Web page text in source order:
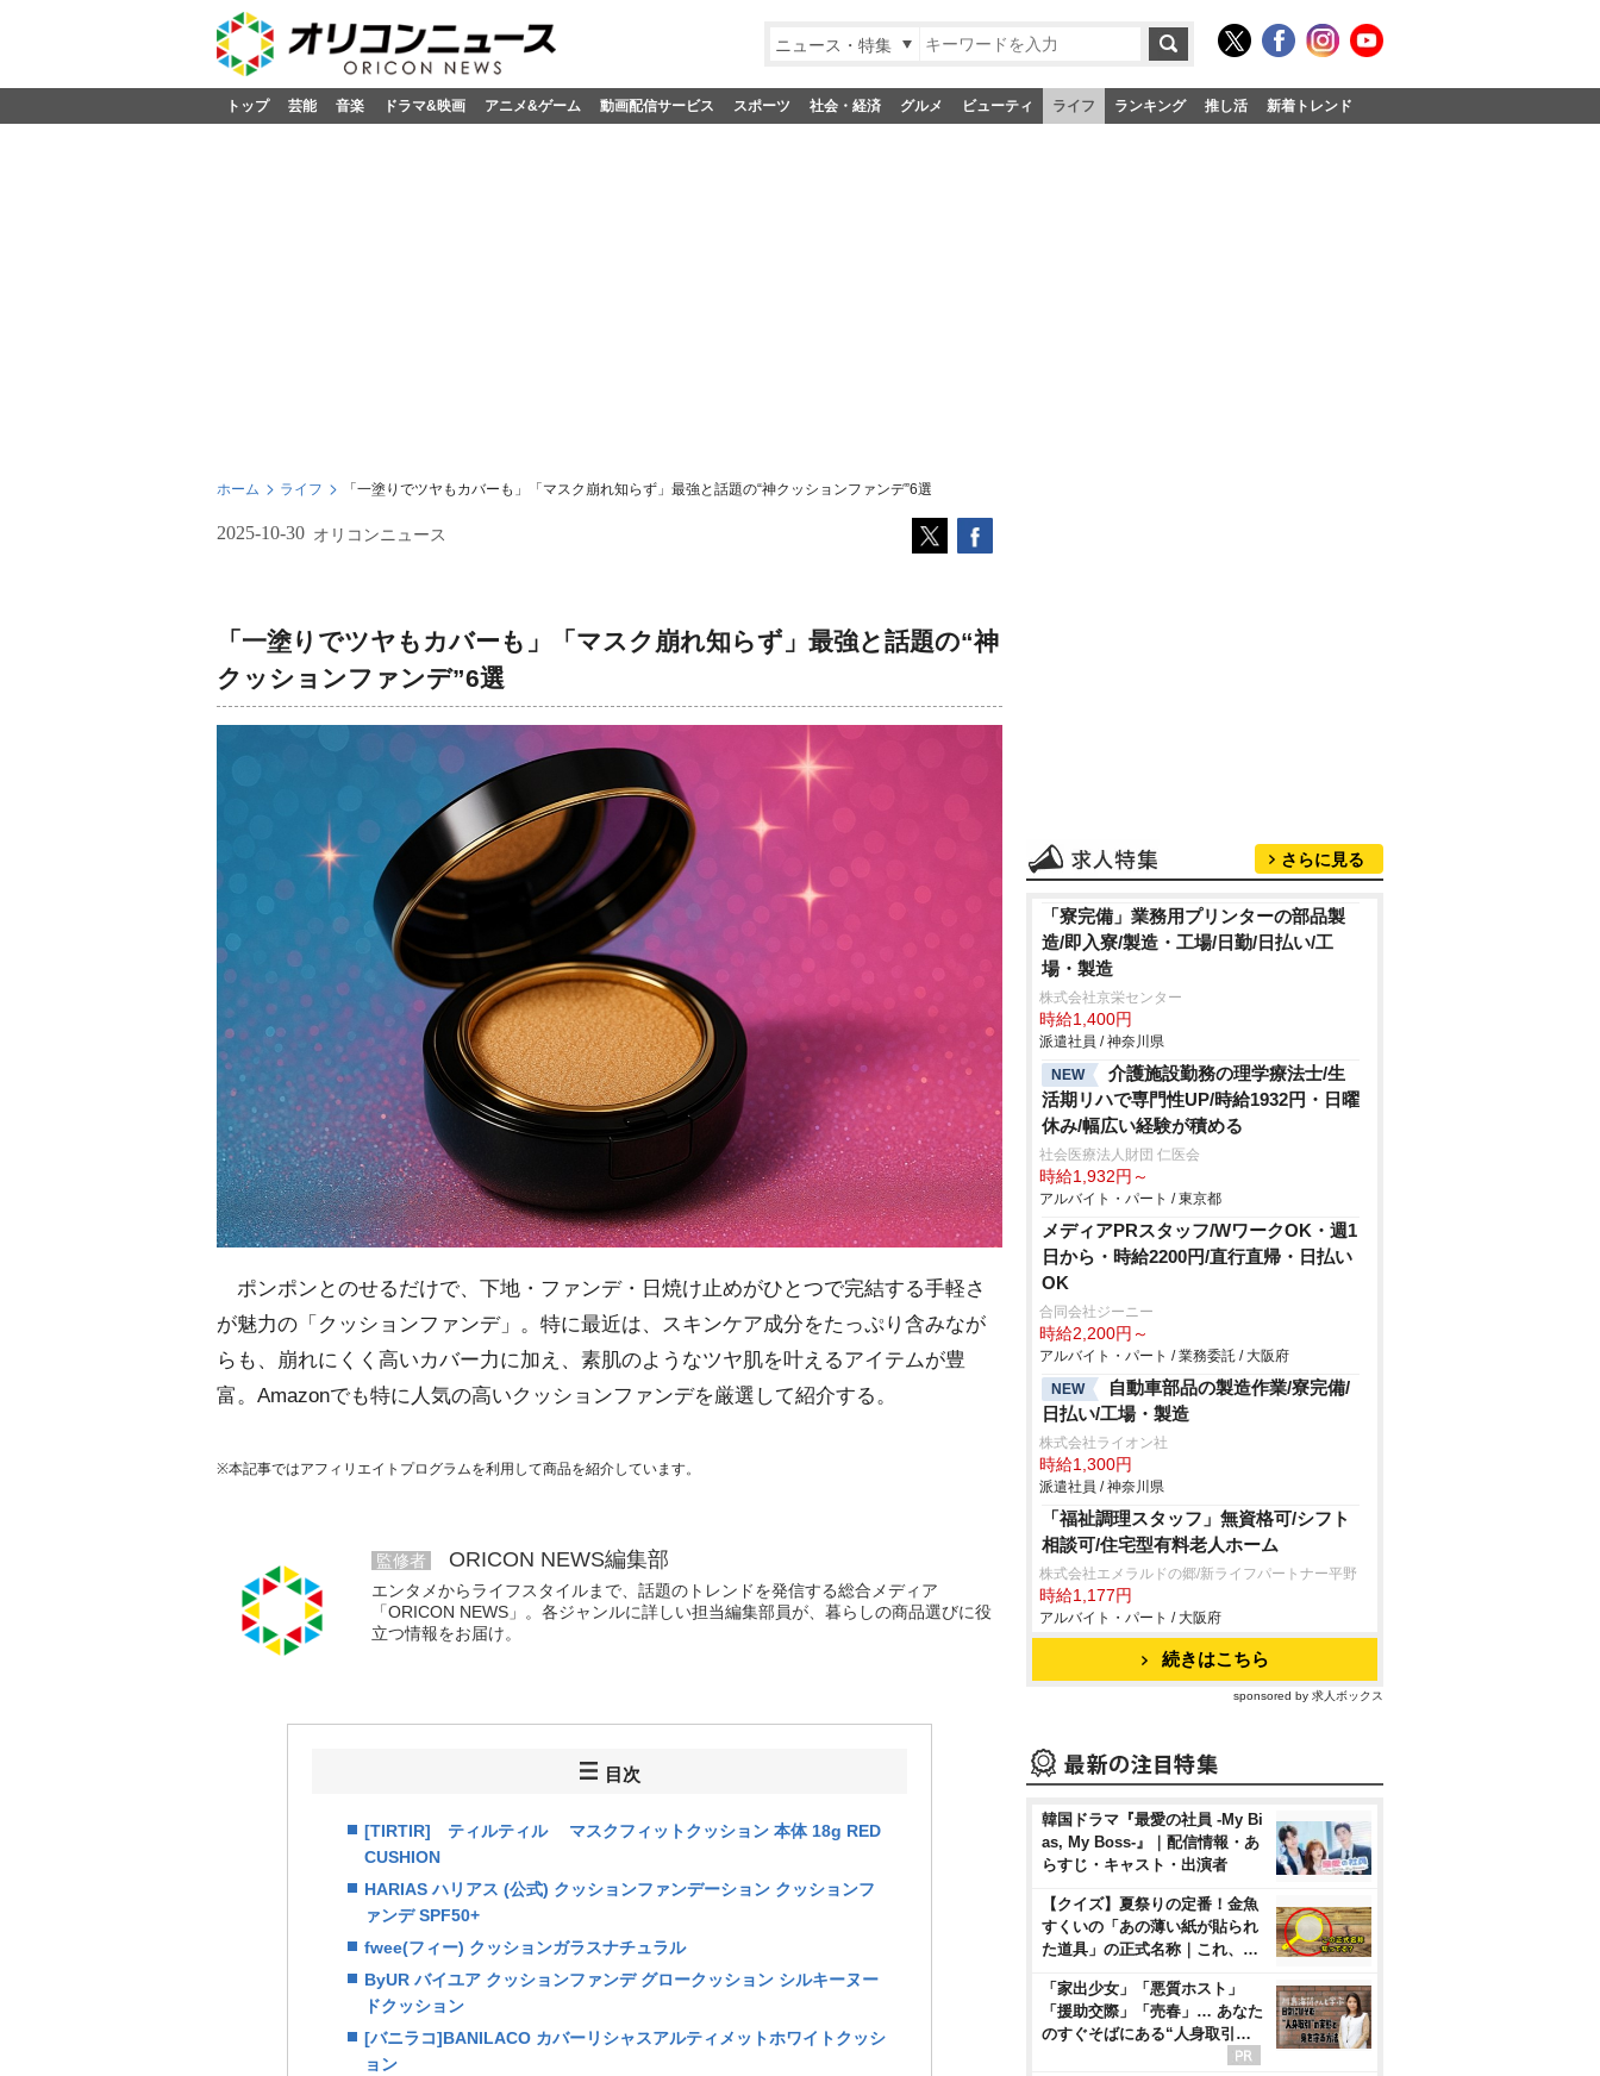
ニュース・特集
トップ 芸能 音楽 ドラマ&映画 アニメ&ゲーム 動画配信サービス スポーツ 社会・経済 グルメ ビューティ ライフ ランキング 推し活 新着トレンド
ホーム ライフ 「一塗りでツヤもカバーも」「マスク崩れ知らず」最強と話題の“神クッションファンデ”6選
2025-10-30 オリコンニュース
「一塗りでツヤもカバーも」「マスク崩れ知らず」最強と話題の“神
クッションファンデ”6選
ポンポンとのせるだけで、下地・ファンデ・日焼け止めがひとつで完結する手軽さ
が魅力の「クッションファンデ」。特に最近は、スキンケア成分をたっぷり含みなが
らも、崩れにくく高いカバー力に加え、素肌のようなツヤ肌を叶えるアイテムが豊
富。Amazonでも特に人気の高いクッションファンデを厳選して紹介する。
※本記事ではアフィリエイトプログラムを利用して商品を紹介しています。
監修者 ORICON NEWS編集部
エンタメからライフスタイルまで、話題のトレンドを発信する総合メディア
「ORICON NEWS」。各ジャンルに詳しい担当編集部員が、暮らしの商品選びに役
立つ情報をお届け。
目次
[TIRTIR] ティルティル マスクフィットクッション 本体 18g RED
CUSHION
HARIAS ハリアス (公式) クッションファンデーション クッションフ
ァンデ SPF50+
fwee(フィー) クッションガラスナチュラル
ByUR バイユア クッションファンデ グロークッション シルキーヌー
ドクッション
[バニラコ]BANILACO カバーリシャスアルティメットホワイトクッシ
ョン
さらに見る
「寮完備」業務用プリンターの部品製
造/即入寮/製造・工場/日勤/日払い/工
場・製造
株式会社京栄センター
時給1,400円
派遣社員 / 神奈川県
NEW
介護施設勤務の理学療法士/生
活期リハで専門性UP/時給1932円・日曜
休み/幅広い経験が積める
社会医療法人財団 仁医会
時給1,932円～
アルバイト・パート / 東京都
メディアPRスタッフ/WワークOK・週1
日から・時給2200円/直行直帰・日払い
OK
合同会社ジーニー
時給2,200円～
アルバイト・パート / 業務委託 / 大阪府
NEW
自動車部品の製造作業/寮完備/
日払い/工場・製造
株式会社ライオン社
時給1,300円
派遣社員 / 神奈川県
「福祉調理スタッフ」無資格可/シフト
相談可/住宅型有料老人ホーム
株式会社エメラルドの郷/新ライフパートナー平野
時給1,177円
アルバイト・パート / 大阪府
続きはこちら
sponsored by 求人ボックス
韓国ドラマ『最愛の社員 -My Bi
as, My Boss-』｜配信情報・あ
らすじ・キャスト・出演者
【クイズ】夏祭りの定番！金魚
すくいの「あの薄い紙が貼られ
た道具」の正式名称｜これ、…
「家出少女」「悪質ホスト」
「援助交際」「売春」… あなた
のすぐそばにある“人身取引…